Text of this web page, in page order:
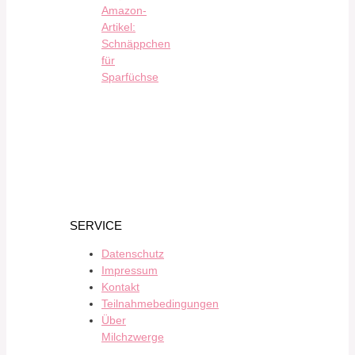
Amazon-
Artikel:
Schnäppchen
für
Sparfüchse
SERVICE
Datenschutz
Impressum
Kontakt
Teilnahmebedingungen
Über
Milchzwerge